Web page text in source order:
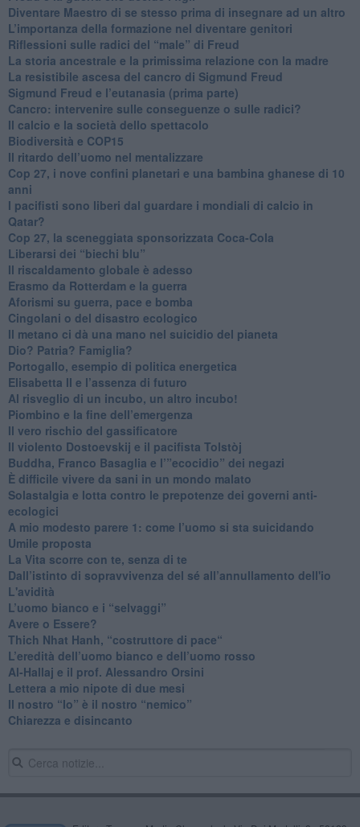
​Diventare Maestro di se stesso prima di insegnare ad un altro
L’importanza della formazione nel diventare genitori
Riflessioni sulle radici del “male” di Freud
​La storia ancestrale e la primissima relazione con la madre
​La resistibile ascesa del cancro di Sigmund Freud
Sigmund Freud e l’eutanasia (prima parte)
Cancro: intervenire sulle conseguenze o sulle radici?
​Il calcio e la società dello spettacolo
Biodiversità e COP15
​Il ritardo dell’uomo nel mentalizzare
​Cop 27, i nove confini planetari e una bambina ghanese di 10
anni
​I pacifisti sono liberi dal guardare i mondiali di calcio in
Qatar?
​Cop 27, la sceneggiata sponsorizzata Coca-Cola
​Liberarsi dei “biechi blu”
Il riscaldamento globale è adesso
​Erasmo da Rotterdam e la guerra
​Aforismi su guerra, pace e bomba
Cingolani o del disastro ecologico
​Il metano ci dà una mano nel suicidio del pianeta
​Dio? Patria? Famiglia?
Portogallo, esempio di politica energetica
​Elisabetta II e l’assenza di futuro
Al risveglio di un incubo, un altro incubo!
​Piombino e la fine dell’emergenza
​Il vero rischio del gassificatore
​Il violento Dostoevskij e il pacifista Tolstòj
​Buddha, Franco Basaglia e l’”ecocidio” dei negazi
​È difficile vivere da sani in un mondo malato
Solastalgia e lotta contro le prepotenze dei governi anti-
ecologici
​A mio modesto parere 1: come l’uomo si sta suicidando
​Umile proposta
​La Vita scorre con te, senza di te
​Dall’istinto di sopravvivenza del sé all’annullamento dell'io
L'avidità
​L’uomo bianco e i “selvaggi”
​Avere o Essere?
​Thich Nhat Hanh, “costruttore di pace“
​L’eredità dell’uomo bianco e dell’uomo rosso
Al-Hallaj e il prof. Alessandro Orsini
​Lettera a mio nipote di due mesi
​Il nostro “Io” è il nostro “nemico”
​Chiarezza e disincanto